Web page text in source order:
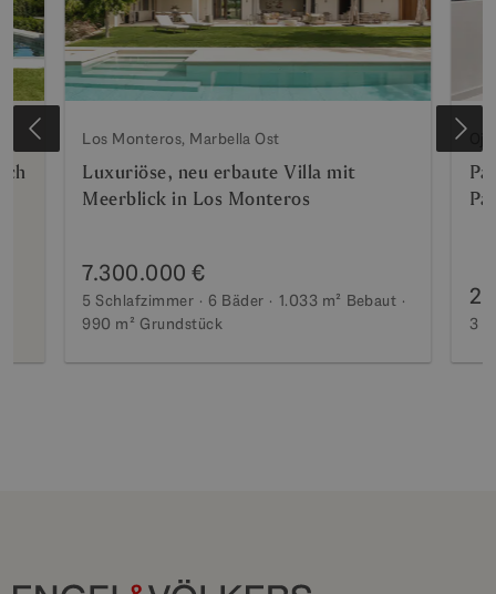
Los Monteros, Marbella Ost
Luxuriöse, neu erbaute Villa mit
Meerblick in Los Monteros
7.300.000 €
5 Schlafzimmer 6 Bäder 1.033 m² Bebaut
990 m² Grundstück 3